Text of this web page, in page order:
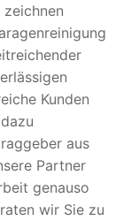
Kunden
aus
Partner
genauso
wir Sie zu